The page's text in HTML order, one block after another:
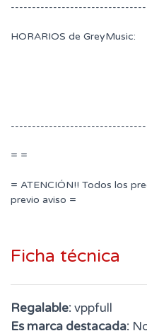
HORARIOS de GreyMusic:
= =
= ATENCIÓN!! Todos los
previo aviso =
Ficha técnica
Regalable:vppfull
Es marca destacada: